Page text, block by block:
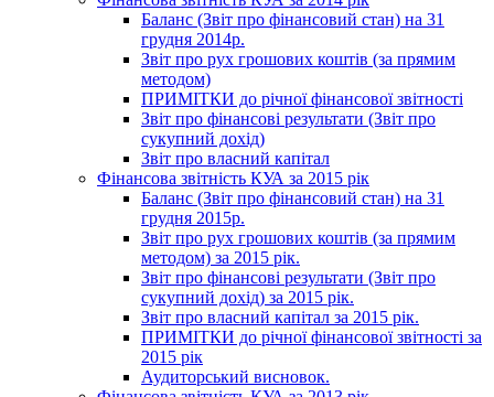
Баланс (Звіт про фінансовий стан) на 31
грудня 2014р.
Звіт про рух грошових коштів (за прямим
методом)
ПРИМІТКИ до річної фінансової звітності
Звіт про фінансові результати (Звіт про
сукупний дохід)
Звіт про власний капітал
Фінансова звітність КУА за 2015 рік
Баланс (Звіт про фінансовий стан) на 31
грудня 2015р.
Звіт про рух грошових коштів (за прямим
методом) за 2015 рік.
Звіт про фінансові результати (Звіт про
сукупний дохід) за 2015 рік.
Звіт про власний капітал за 2015 рік.
ПРИМІТКИ до річної фінансової звітності за
2015 рік
Аудиторський висновок.